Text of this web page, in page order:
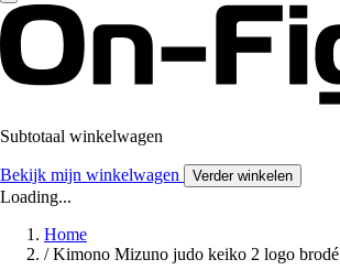
Subtotaal winkelwagen
Bekijk mijn winkelwagen Verder winkelen
Loading...
Home
/ Kimono Mizuno judo keiko 2 logo brodé